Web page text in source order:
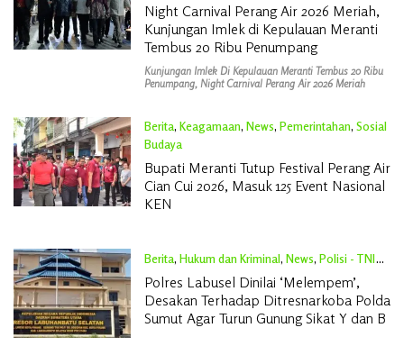
Februari 21, 2026
Night Carnival Perang Air 2026 Meriah,
Kunjungan Imlek di Kepulauan Meranti
Tembus 20 Ribu Penumpang
Kunjungan Imlek Di Kepulauan Meranti Tembus 20 Ribu
Penumpang, Night Carnival Perang Air 2026 Meriah
Berita, Keagamaan, News, Pemerintahan, Sosial
Budaya
Februari 21, 2026
Bupati Meranti Tutup Festival Perang Air
Cian Cui 2026, Masuk 125 Event Nasional
KEN
Berita, Hukum dan Kriminal, News, Polisi - TNI
Februari 21, 2026
Polres Labusel Dinilai ‘Melempem’,
Desakan Terhadap Ditresnarkoba Polda
Sumut Agar Turun Gunung Sikat Y dan B